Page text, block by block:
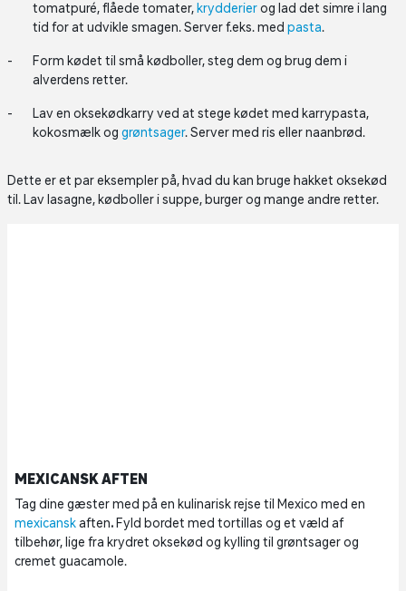
tomatpuré, flåede tomater, krydderierog lad det simre i lang
tid for at udvikle smagen. Server f.eks. med pasta.
Form kødet til små kødboller, steg dem og brug dem i
alverdens retter.
Lav en oksekødkarry ved at stege kødet med karrypasta,
kokosmælk og grøntsager. Server med ris eller naanbrød.
Dette er et par eksempler på, hvad du kan bruge hakket oksekød
til. Lav lasagne, kødboller i suppe, burger og mange andre retter.
MEXICANSK AFTEN
Tag dine gæster med på en kulinarisk rejse til Mexico med en
mexicanskaften. Fyld bordet med tortillas og et væld af
tilbehør, lige fra krydret oksekød og kylling til grøntsager og
cremet guacamole.